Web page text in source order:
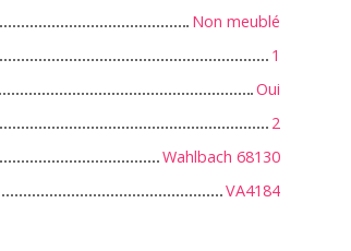
Non meublé
1
Oui
2
Wahlbach 68130
VA4184